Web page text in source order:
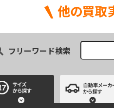
フリーワード検索
サイズから探す